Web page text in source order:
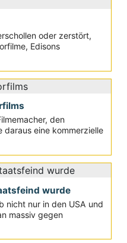
oder zerstört,
Edisons
den
eine kommerzielle
wurde
nicht nur in den USA und
massiv gegen